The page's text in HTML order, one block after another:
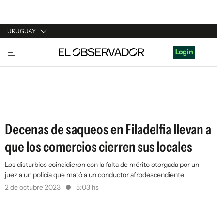
URUGUAY
URUGUAY
ARGENTINA
Login
Decenas de saqueos en Filadelfia llevan a
que los comercios cierren sus locales
Los disturbios coincidieron con la falta de mérito otorgada por un
juez a un policía que mató a un conductor afrodescendiente
2 de octubre 2023
5:03 hs